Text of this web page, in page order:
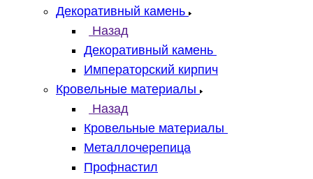
Декоративный камень
Назад
Декоративный камень
Императорский кирпич
Кровельные материалы
Назад
Кровельные материалы
Металлочерепица
Профнастил